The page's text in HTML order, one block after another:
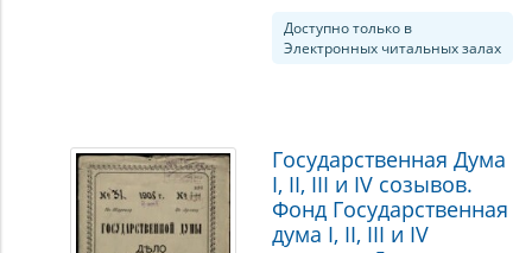
Доступно только в
Электронных читальных залах
Государственная Дума
I, II, III и IV созывов.
Фонд Государственная
дума I, II, III и IV